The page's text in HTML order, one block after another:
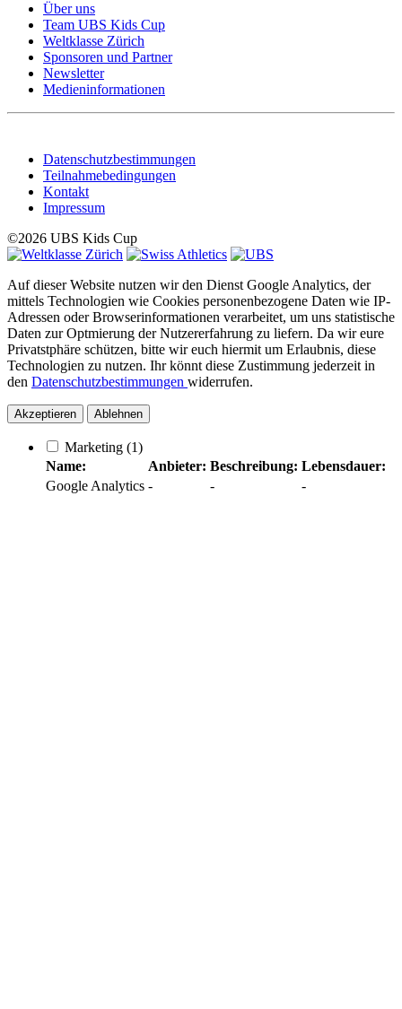
Über uns
Team UBS Kids Cup
Weltklasse Zürich
Sponsoren und Partner
Newsletter
Medieninformationen
Datenschutzbestimmungen
Teilnahmebedingungen
Kontakt
Impressum
©2026 UBS Kids Cup
Auf dieser Website nutzen wir den Dienst Google Analytics, der
mittels Technologien wie Cookies personenbezogene Daten wie IP-
Adressen oder Browserinformationen verarbeitet, um uns statistische
Daten zur Optmierung der Nutzererfahrung zu liefern. Da wir eure
Privatstphäre schützen, bitte wir euch hiermit um Erlaubnis, diese
Technologien zu nutzen. Ihr könnt diese Zustimmung jederzeit in
den Datenschutzbestimmungen widerrufen.
Akzeptieren Ablehnen
Marketing (1)
Name:
Anbieter: Beschreibung: Lebensdauer:
Google Analytics - - -